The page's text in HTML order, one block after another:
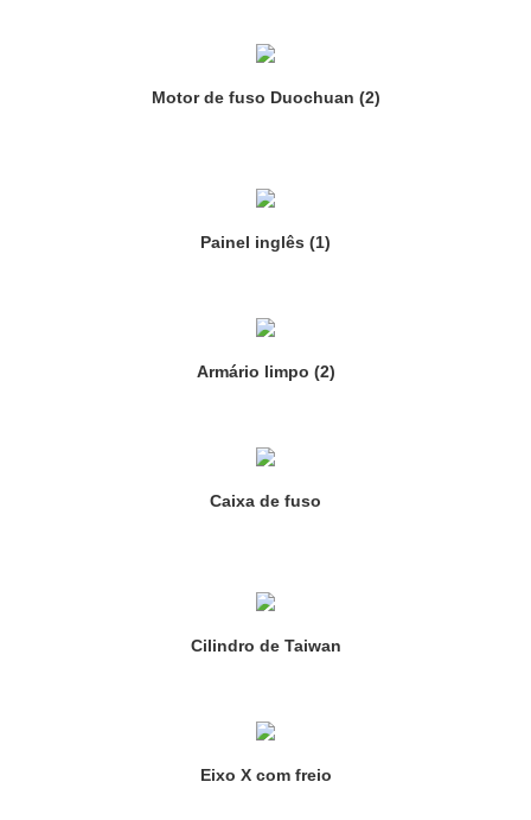
Motor de fuso Duochuan (2)
Painel inglês (1)
Armário limpo (2)
Caixa de fuso
Cilindro de Taiwan
Eixo X com freio